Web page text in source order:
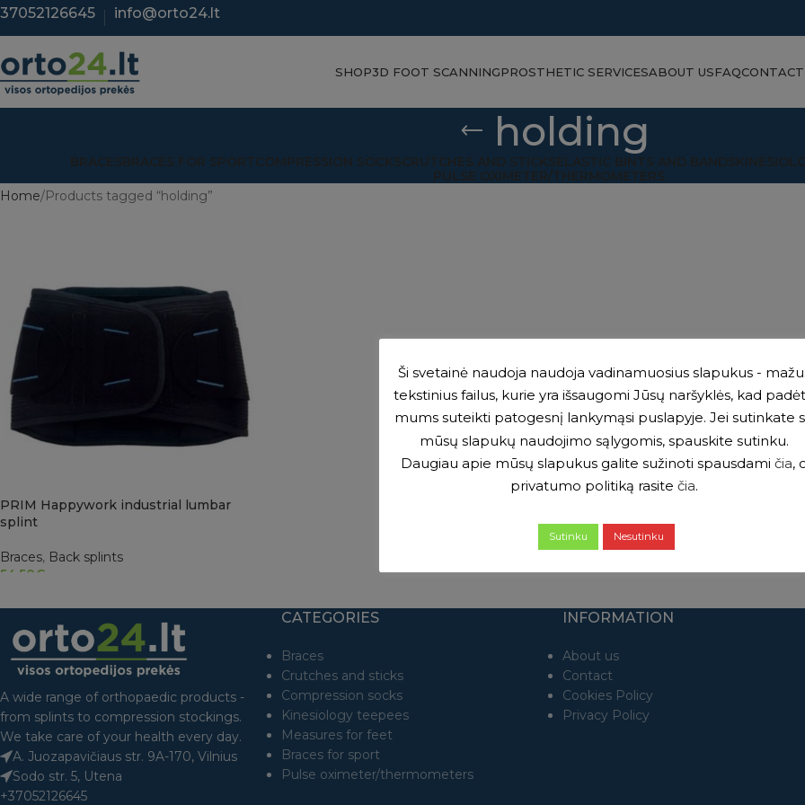
info@orto24.lt
SHOP3D FOOT SCANNINGPROSTHETIC SERVICESABOUT USFAQCONTACT
holding
BRACESBRACES FOR SPORTCOMPRESSION SOCKSCRUTCHES AND STICKSELASTIC BINTS AND BANDS
PULSE OXIMETER/THERMOMETERS
Home Products tagged “holding”
PRIM Happywork industrial lumbar
splint
Braces, Back splints
54.50€
A wide range of orthopaedic products -
from splints to compression stockings.
We take care of your health every day.
A. Juozapavičiaus str. 9A-170, Vilnius
Sodo str. 5, Utena
+37052126645
CATEGORIES
Braces
Crutches and sticks
Compression socks
Kinesiology teepees
Measures for feet
Braces for sport
Pulse oximeter/thermometers
INFORMATION
About us
Contact
Cookies Policy
Privacy Policy
Ši svetainė naudoja naudoja vadinamuosius slapukus -
tekstinius failus, kurie yra išsaugomi Jūsų naršyklės, kad
mums suteikti patogesnį lankymąsi puslapyje. Jei sutinkate
mūsų slapukų naudojimo sąlygomis, spauskite sutinku.
Daugiau apie mūsų slapukus galite sužinoti spausdami čia,
privatumo politiką rasite čia.
Sutinku Nesutinku